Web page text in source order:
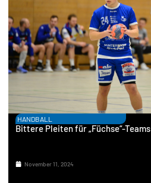
HANDBALL
Bittere Pleiten für „Füchse“-Teams
November 11, 2024